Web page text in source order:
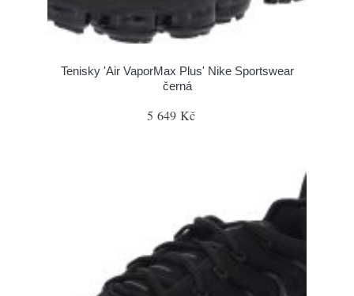
Tenisky 'Air VaporMax Plus' Nike Sportswear
černá
5 649 Kč